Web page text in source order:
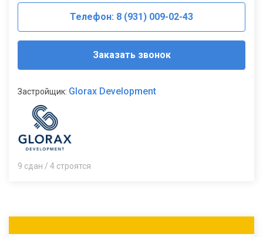
Телефон: 8 (931) 009-02-43
Заказать звонок
Застройщик: Glorax Development
9 сдан / 4 строятся